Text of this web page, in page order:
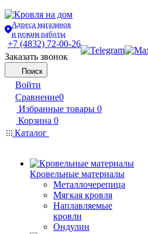
Адреса магазинов
и режим работы
+7 (4832) 72-00-26
Заказать звонок
Поиск
Войти
Сравнение0
Избранные товары 0
Корзина 0
Каталог
Кровельные материалы
Металлочерепица
Мягкая кровля
Наплавляемые
кровли
Ондулин